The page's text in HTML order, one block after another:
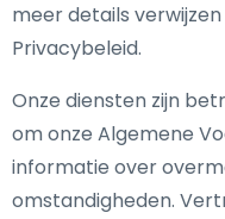
meer details
Privacybeleid.
Onze diensten zijn
om onze Algemene
informatie over
omstandigheden.